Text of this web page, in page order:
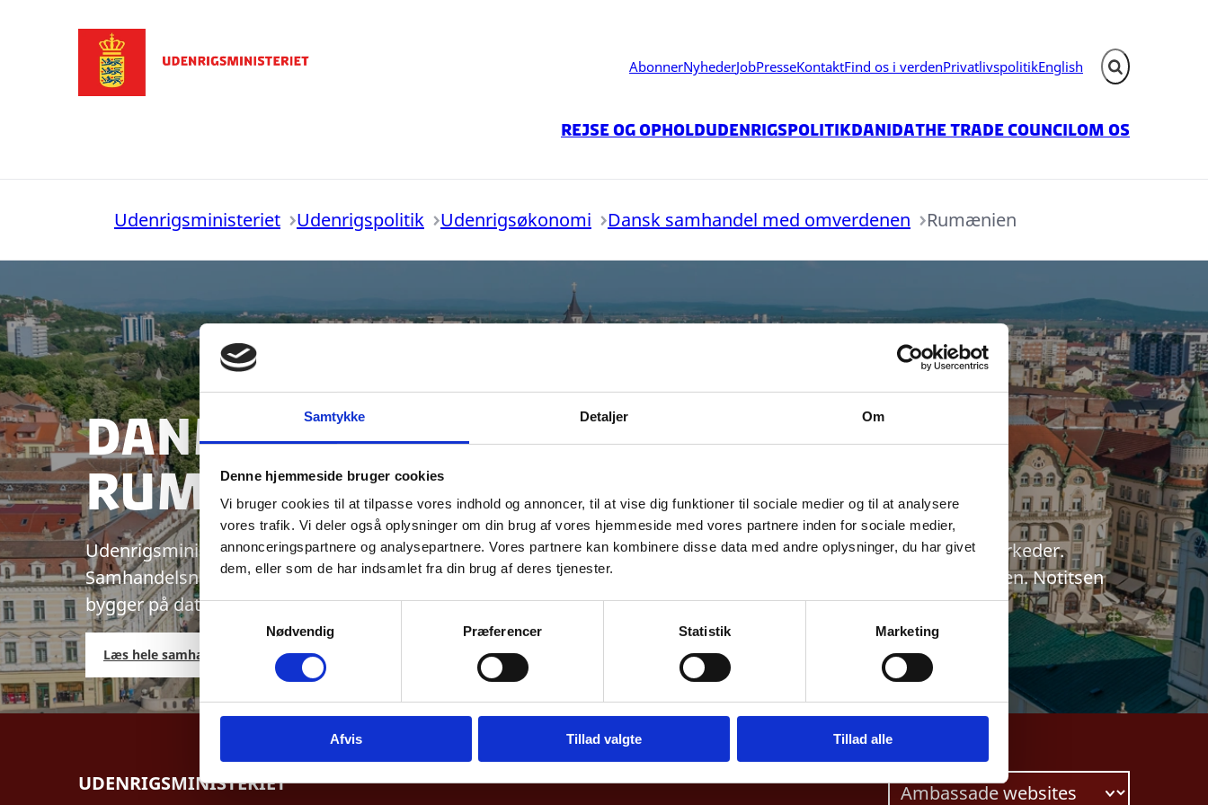
Samtykke Detaljer Om
Denne hjemmeside bruger cookies
Vi bruger cookies til at tilpasse vores indhold og annoncer, til at vise dig funktioner til sociale medier og til at analysere
vores trafik. Vi deler også oplysninger om din brug af vores hjemmeside med vores partnere inden for sociale medier,
annonceringspartnere og analysepartnere. Vores partnere kan kombinere disse data med andre oplysninger, du har givet
dem, eller som de har indsamlet fra din brug af deres tjenester.
S
a
m
t
y
k
v
Nødvendig Præferencer Statistik Marketing
Afvis Tillad valgte Tillad alle
AbonnerNyhederJobPresseKontaktFind os i verdenPrivatlivspolitikEnglish Fold søgefelt ud
Rejse og opholdUdenrigspolitikDanidaThe Trade CouncilOm os
Udenrigsministeriet Udenrigspolitik Udenrigsøkonomi Dansk samhandel med omverdenen Rumænien
Danmarks samhandel med
Rumænien
Udenrigsministeriet udarbejder aktuelle oversigter over dansk samhandel med Danmarks vigtigste eksportmarkeder.
Samhandelsnotitsen giver et aktuelt billede af Danmarks eks –og import samt direkte investeringer til Rumænien. Notitsen
bygger på data fra Danmarks Statistik og Nationalbanken.
Læs hele samhandelsnotitsen her
UDENRIGSMINISTERIET